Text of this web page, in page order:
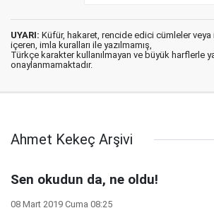
UYARI: Küfür, hakaret, rencide edici cümleler veya
içeren, imla kuralları ile yazılmamış,
Türkçe karakter kullanılmayan ve büyük harflerle
onaylanmamaktadır.
Ahmet Kekeç Arşivi
Sen okudun da, ne oldu!
08 Mart 2019 Cuma 08:25